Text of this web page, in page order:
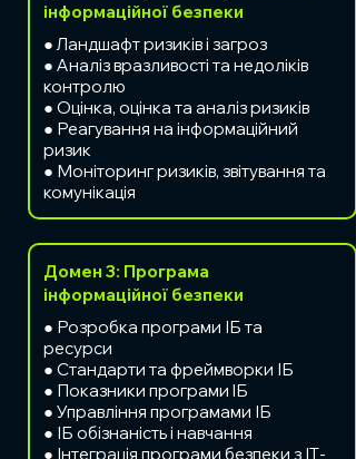
інформаційної безпеки
● Ландшафт ризиків і загроз
● Аналіз вразливості та недоліків
контролю
● Оцінка, оцінка та аналіз ризиків
● Реагування на інформаційний
ризик
● Моніторинг ризиків, звітування та
комунікація
Домен 3: Програма
інформаційної безпеки
● Розробка програми ІБ та
ресурси
● Стандарти та фреймворки ІБ
● Показники програми IБ
● Управління програмами ІБ
● ІБ обізнаність і навчання
● Інтеграція програми безпеки з ІТ-